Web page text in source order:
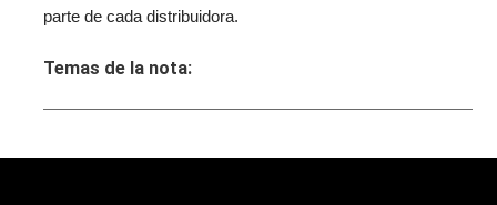
parte de cada distribuidora.
Temas de la nota: